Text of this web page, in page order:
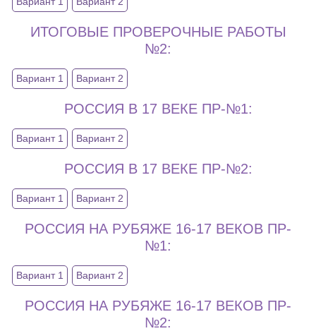
ИТОГОВЫЕ ПРОВЕРОЧНЫЕ РАБОТЫ
№2:
Вариант 1 Вариант 2
РОССИЯ В 17 ВЕКЕ ПР-№1:
Вариант 1 Вариант 2
РОССИЯ В 17 ВЕКЕ ПР-№2:
Вариант 1 Вариант 2
РОССИЯ НА РУБЯЖЕ 16-17 ВЕКОВ ПР-
№1:
Вариант 1 Вариант 2
РОССИЯ НА РУБЯЖЕ 16-17 ВЕКОВ ПР-
№2: